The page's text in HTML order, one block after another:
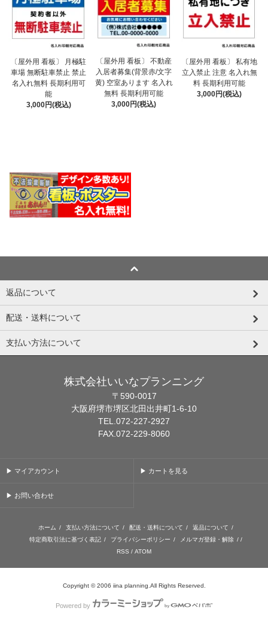
〔屋外用 看板〕 月極駐
車場 無断駐車禁止 禁止
名入れ無料 長期利用可
能
3,000円(税込)
〔屋外用 看板〕 不動産
入居者募集(背景赤/文字
黄) 空室あります 名入れ
無料 長期利用可能
3,000円(税込)
〔屋外用 看板〕 私有地
立入禁止 注意 名入れ無
料 長期利用可能
3,000円(税込)
返品について
配送・送料について
支払い方法について
株式会社いいなプランニング
〒590-0017
大阪府堺市堺区北田出井町1-6-10
TEL.072-227-2927
FAX.072-229-8060
▶ マイアカウント ▶ カートを見る
▶ お問い合わせ
ホーム / 支払い方法について / 配送・送料について / 返品について /
特定商取引法に基づく表記 / プライバシーポリシー / メルマガ登録・解除 / /
RSS / ATOM
Copyright © 2006 iina planning.All Rights Reserved.
Powered by